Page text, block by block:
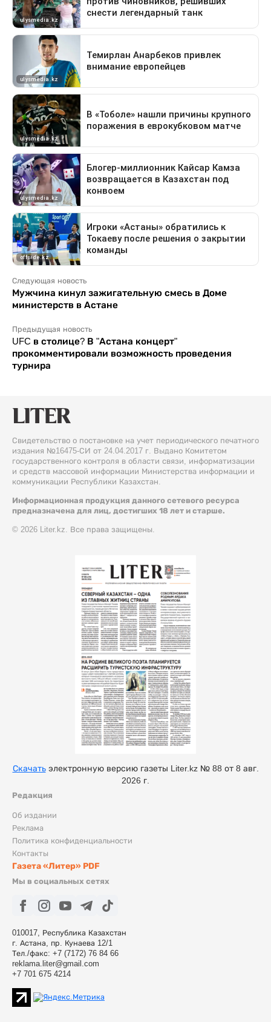
Следующая новость
Мужчина кинул зажигательную смесь в Доме
министерств в Астане
Предыдущая новость
UFC в столице? В "Астана концерт"
прокомментировали возможность проведения
турнира
Свидетельство о постановке на учет периодического печатного
издания №16475-СИ от 24.04.2017 г. Выдано Комитетом
государственного контроля в области связи, информатизации
и средств массовой информации Министерства информации и
коммуникации Республики Казахстан.
Информационная продукция данного сетевого ресурса
предназначена для лиц, достигших 18 лет и старше.
© 2026 Liter.kz. Все права защищены.
Редакция
Об издании
Реклама
Политика конфиденциальности
Контакты
Газета «Литер» PDF
Мы в социальных сетях
010017, Республика Казахстан
г. Астана, пр. Кунаева 12/1
Тел./факс: +7 (7172) 76 84 66
reklama.liter@gmail.com
+7 701 675 4214
Скачатьэлектронную версию газеты Liter.kz № 88 от 8 авг.
2026 г.